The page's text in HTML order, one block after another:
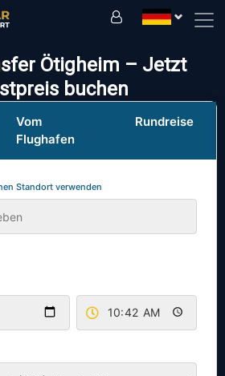
Ötigheim – Jetzt
buchen
Vom
Flughafen
Rundreise
Standort verwenden